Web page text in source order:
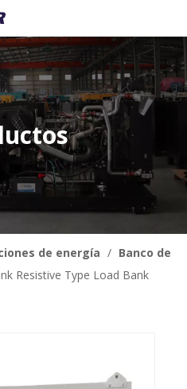
de energía / Banco de
Resistive Type Load Bank